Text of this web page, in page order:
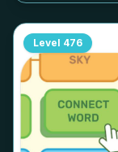
Level 476